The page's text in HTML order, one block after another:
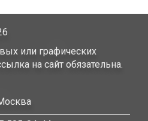
или графических
на сайт обязательна.